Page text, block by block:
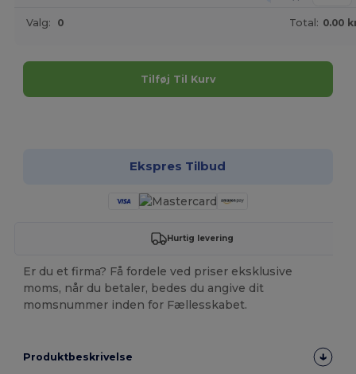
Valg: 0 Total: 0.00
Tilføj Til Kurv
Ekspres Tilbud
Hurtig levering
Er du et firma? Få fordele ved priser eksklusive
moms, når du betaler, bedes du angive dit
momsnummer inden for Fællesskabet.
Produktbeskrivelse